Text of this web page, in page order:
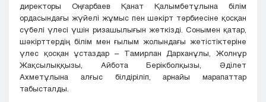
директоры Оңғарбаев Қанат Қалымбетұлына білім
ордасындағы жүйелі жұмыс пен шәкірт тәрбиесіне қосқан
сүбелі үлесі үшін ризашылығын жеткізді. Сонымен қатар,
шәкірттердің білім мен ғылым жолындағы жетістіктеріне
үлес қосқан ұстаздар – Тамирлан Дарханұлы, Жолнұр
Жақсылыққызы, Айбота Берікболқызы, Әділет
Ахметұлына алғыс білдіріліп, арнайы марапаттар
табысталды.